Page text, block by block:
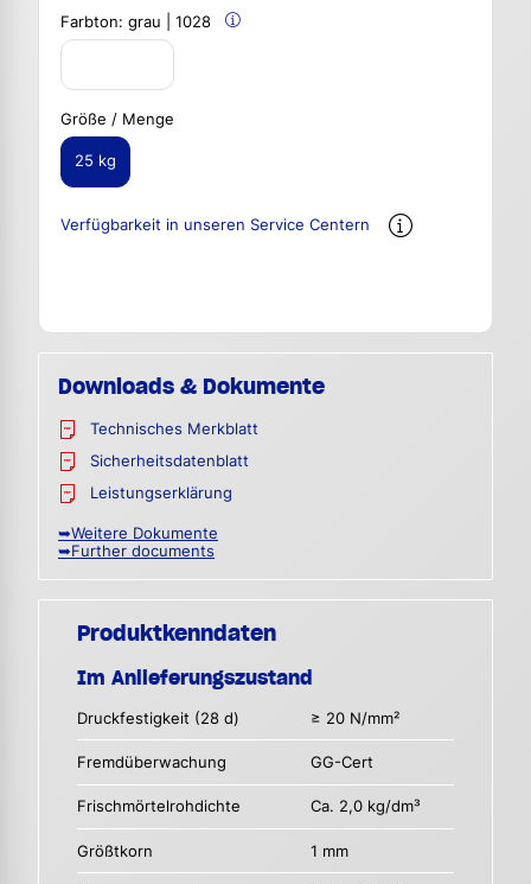
Farbton: grau | 1028
Größe / Menge
25 kg
Verfügbarkeit in unseren Service Centern
Downloads & Dokumente
Technisches Merkblatt
Sicherheitsdatenblatt
Leistungserklärung
➥Weitere Dokumente
➥Further documents
Produktkenndaten
Im Anlieferungszustand
Druckfestigkeit (28 d) ≥ 20 N/mm²
Fremdüberwachung GG-Cert
Frischmörtelrohdichte Ca. 2,0 kg/dm³
Größtkorn 1 mm